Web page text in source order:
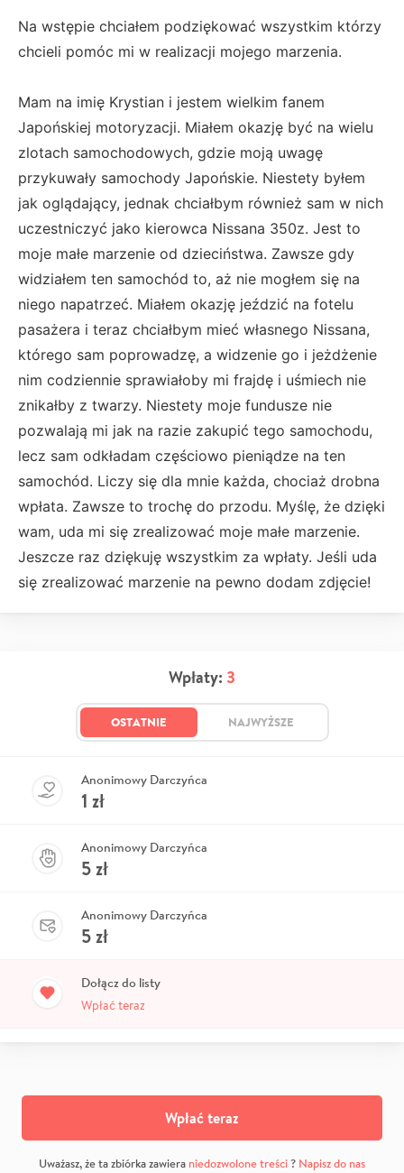
Na wstępie chciałem podziękować wszystkim którzy
chcieli pomóc mi w realizacji mojego marzenia.
Mam na imię Krystian i jestem wielkim fanem
Japońskiej motoryzacji. Miałem okazję być na wielu
zlotach samochodowych, gdzie moją uwagę
przykuwały samochody Japońskie. Niestety byłem
jak oglądający, jednak chciałbym również sam w nich
uczestniczyć jako kierowca Nissana 350z. Jest to
moje małe marzenie od dzieciństwa. Zawsze gdy
widziałem ten samochód to, aż nie mogłem się na
niego napatrzeć. Miałem okazję jeździć na fotelu
pasażera i teraz chciałbym mieć własnego Nissana,
którego sam poprowadzę, a widzenie go i jeżdżenie
nim codziennie sprawiałoby mi frajdę i uśmiech nie
znikałby z twarzy. Niestety moje fundusze nie
pozwalają mi jak na razie zakupić tego samochodu,
lecz sam odkładam częściowo pieniądze na ten
samochód. Liczy się dla mnie każda, chociaż drobna
wpłata. Zawsze to trochę do przodu. Myślę, że dzięki
wam, uda mi się zrealizować moje małe marzenie.
Jeszcze raz dziękuję wszystkim za wpłaty. Jeśli uda
się zrealizować marzenie na pewno dodam zdjęcie!
Wpłaty: 3
OSTATNIE NAJWYŻSZE
Anonimowy Darczyńca
1 zł
Anonimowy Darczyńca
5zł
Anonimowy Darczyńca
5zł
Dołącz do listy
Wpłać teraz
Wpłać teraz
Uważasz, że ta zbiórka zawiera niedozwolone treści? Napisz do nas